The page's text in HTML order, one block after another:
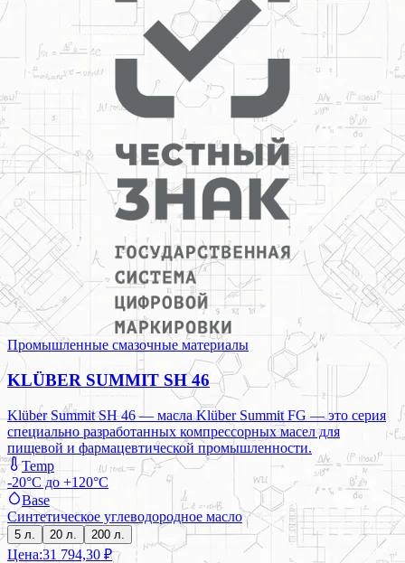
Промышленные смазочные материалы
KLÜBER SUMMIT SH 46
Klüber Summit SH 46 — масла Klüber Summit FG — это серия
специально разработанных компрессорных масел для
пищевой и фармацевтической промышленности.
Temp
-20°C до +120°C
Base
Синтетическое углеводородное масло
5 л. 20 л. 200 л.
Цена:31 794,30 ₽